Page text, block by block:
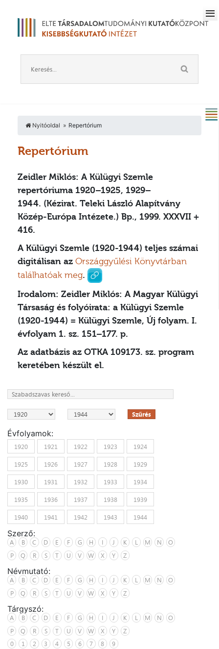
Nyitóoldal Repertórium
Repertórium
Zeidler Miklós: A Külügyi Szemle
repertóriuma 1920–1925, 1929–
1944. (Kézirat. Teleki László Alapítvány
Közép-Európa Intézete.) Bp., 1999. XXXVII +
416.
A Külügyi Szemle (1920-1944) teljes számai
digitálisan az Országgyűlési Könyvtárban
találhatóak meg.
Irodalom: Zeidler Miklós: A Magyar Külügyi
Társaság és folyóirata: a Külügyi Szemle
(1920-1944) = Külügyi Szemle, Új folyam. I.
évfolyam 1. sz. 151–177. p.
Az adatbázis az OTKA 109173. sz. program
keretében készült el.
Szűrés
Évfolyamok:
1920 1921 1922 1923
1924
1925
1926 1927 1928
1929
1930
1931 1932 1933
1934
1935
1936 1937 1938
1939
1940
1941 1942 1943 1944
Szerző:
A B C D E F G H I J K L M N
O
P
Q R S T U V W X Y Z
Névmutató:
A B C D E F G H I J K L M N
O
P
Q R S T U V W X Y Z
Tárgyszó:
A B C D E F G H I J K L M N
O
P
Q R S T U V W X Y
Z
0
1 2 3 4 5 6 7 8 9